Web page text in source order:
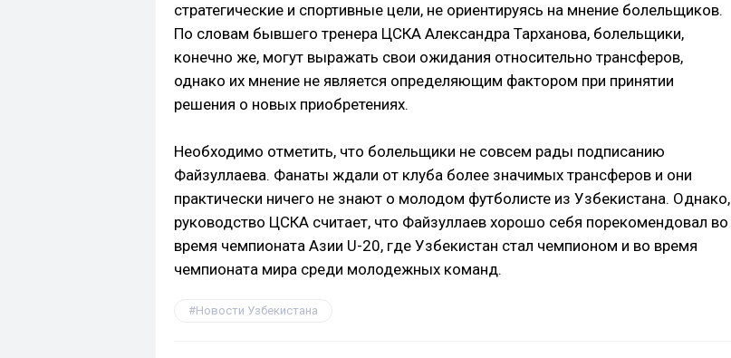
стратегические и спортивные цели, не ориентируясь на мнение болельщиков.
По словам бывшего тренера ЦСКА Александра Тарханова, болельщики,
конечно же, могут выражать свои ожидания относительно трансферов,
однако их мнение не является определяющим фактором при принятии
решения о новых приобретениях.
Необходимо отметить, что болельщики не совсем рады подписанию
Файзуллаева. Фанаты ждали от клуба более значимых трансферов и они
практически ничего не знают о молодом футболисте из Узбекистана. Однако,
руководство ЦСКА считает, что Файзуллаев хорошо себя порекомендовал во
время чемпионата Азии U-20, где Узбекистан стал чемпионом и во время
чемпионата мира среди молодежных команд.
Новости Узбекистана